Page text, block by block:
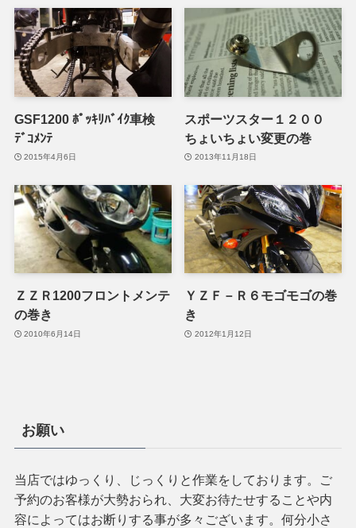
GSF1200 ﾎﾟｯｷﾘﾊﾞｲｸ車検
ﾃﾞｺﾒﾝﾃ
2015年4月6日
スポーツスター１２００
ちょいちょい変更の巻
2013年11月18日
ＺＺＲ1200フロントメンテ
の巻き
2010年6月14日
ＹＺＦ－Ｒ６モゴモゴの巻
き
2012年1月12日
お願い
当店ではゆっくり、じっくりと作業をしております。ご
予約のお客様が大勢おられ、大変お待たせすることや内
容によってはお断りする事が多々ございます。何分小さ